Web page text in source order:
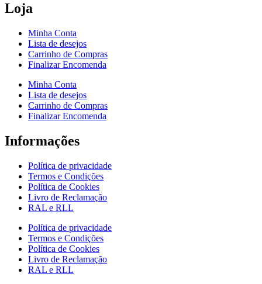
Loja
Minha Conta
Lista de desejos
Carrinho de Compras
Finalizar Encomenda
Minha Conta
Lista de desejos
Carrinho de Compras
Finalizar Encomenda
Informações
Política de privacidade
Termos e Condições
Política de Cookies
Livro de Reclamação
RAL e RLL
Política de privacidade
Termos e Condições
Política de Cookies
Livro de Reclamação
RAL e RLL